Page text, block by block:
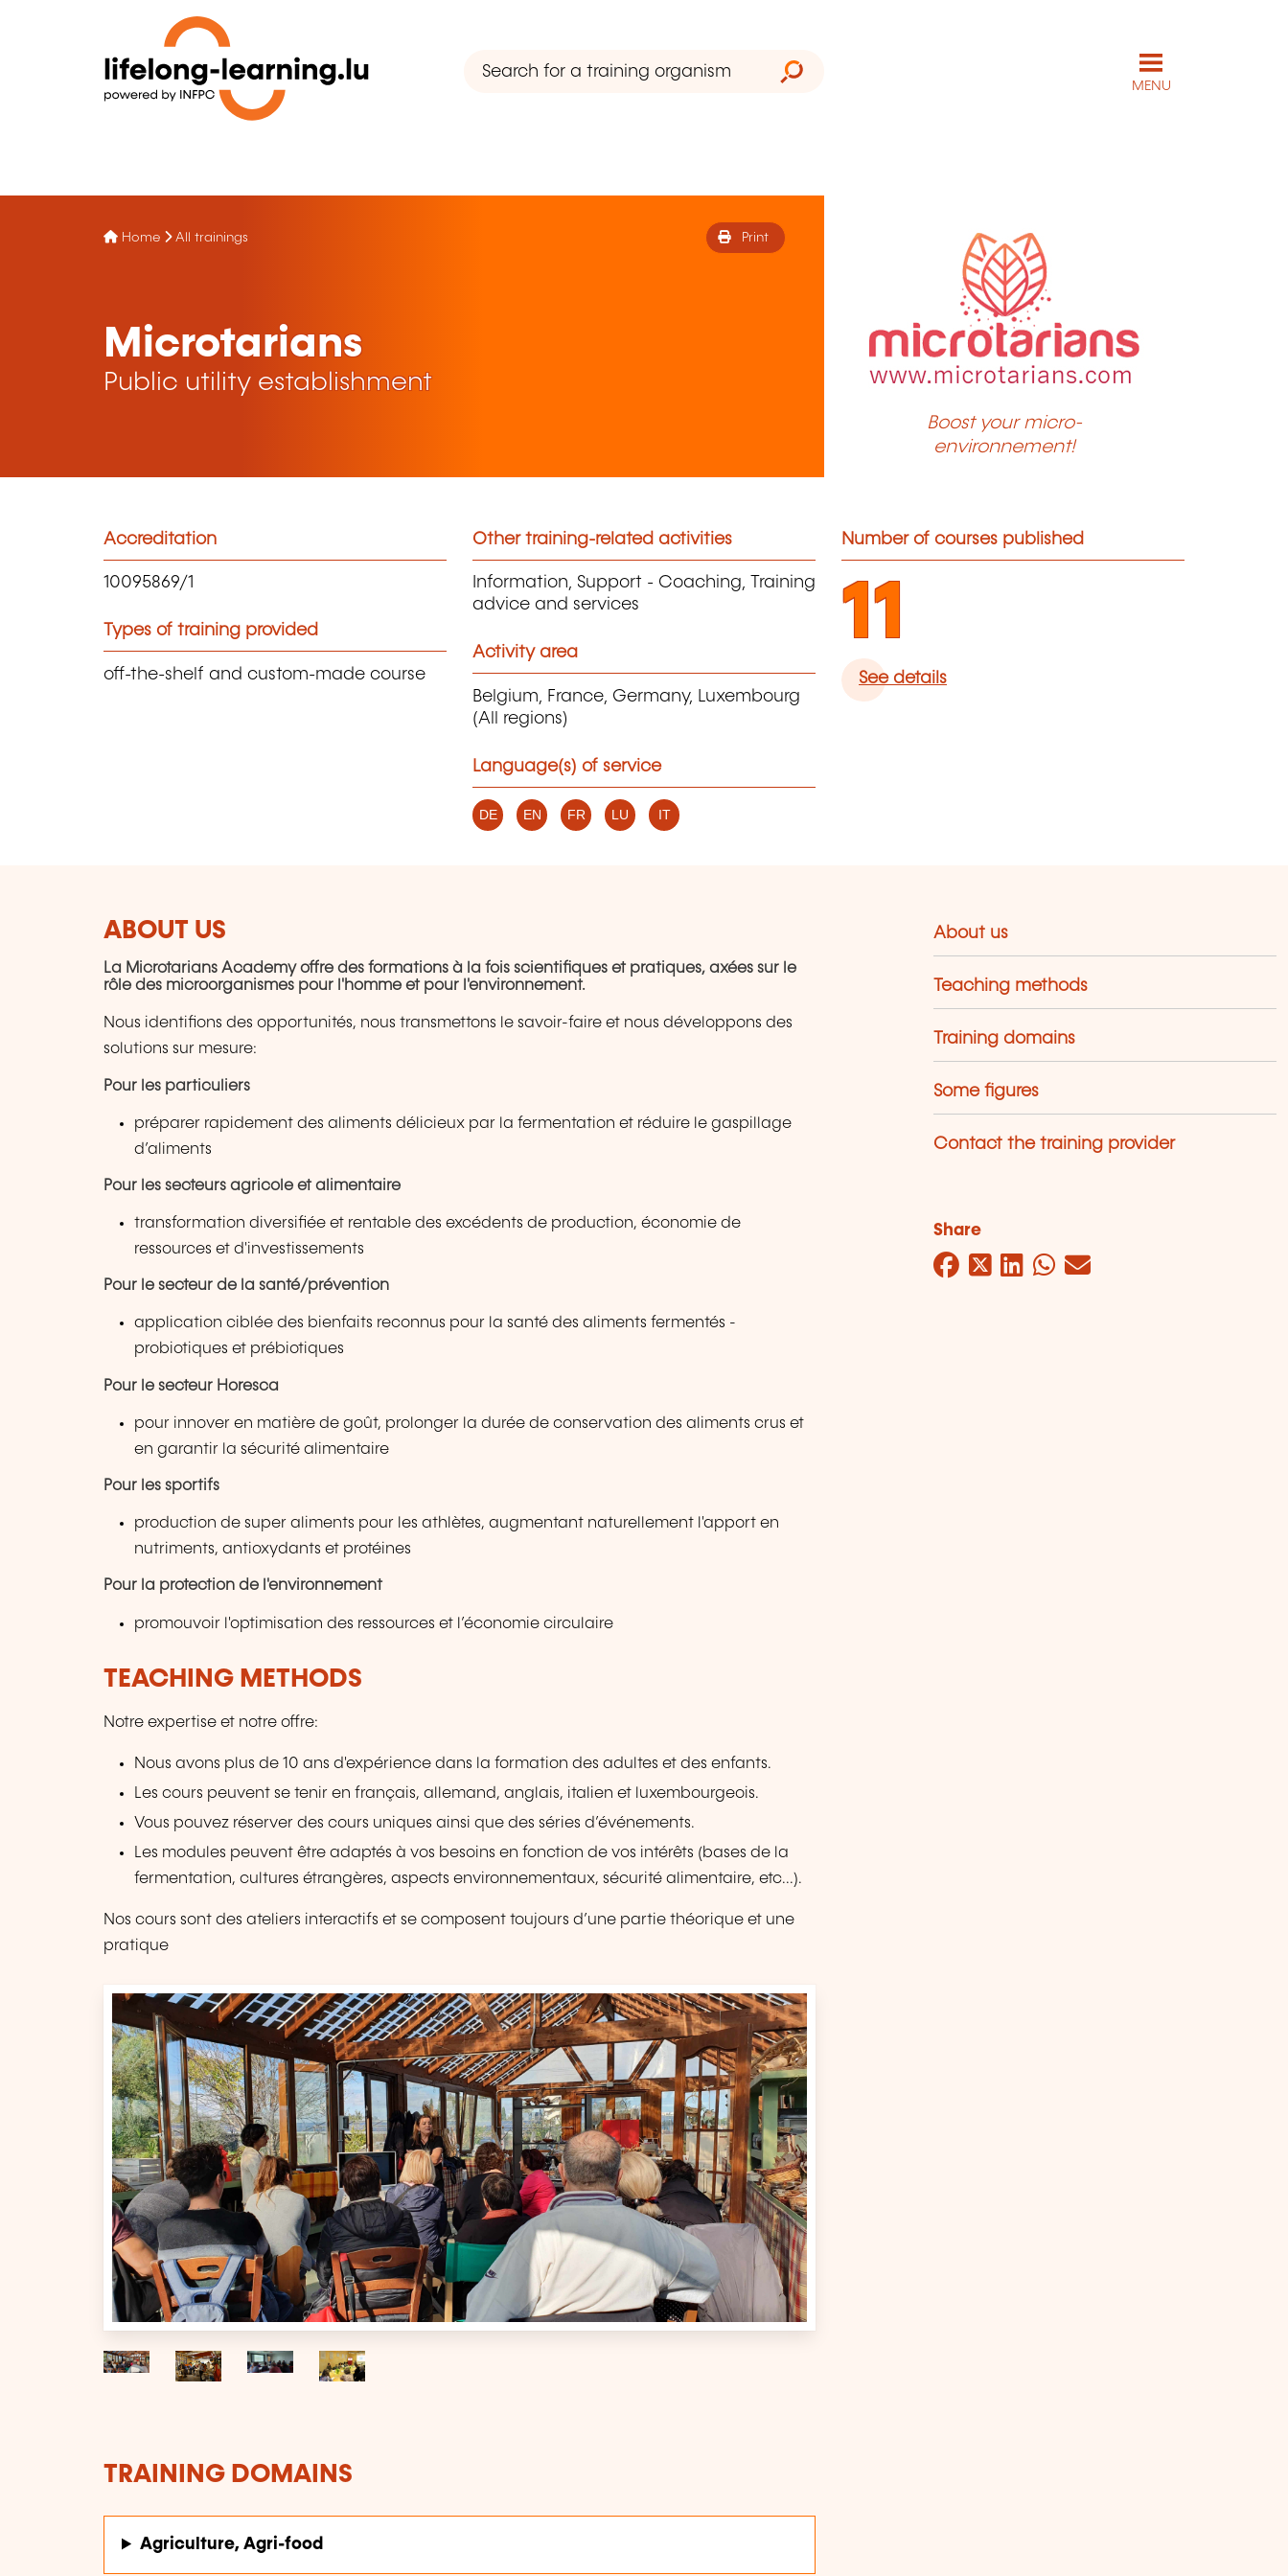
MENU
Home All trainings Print
Microtarians
Public utility establishment
Boost your micro-
environnement!
Accreditation
10095869/1
Types of training provided
off-the-shelf and custom-made course
Other training-related activities
Information, Support - Coaching, Training
advice and services
Activity area
Belgium, France, Germany, Luxembourg
(All regions)
Language(s) of service
DE EN FR LU IT
Number of courses published
11
See details
ABOUT US
La Microtarians Academy offre des formations à la fois scientifiques et pratiques, axées sur le
rôle des microorganismes pour l'homme et pour l'environnement.
Nous identifions des opportunités, nous transmettons le savoir-faire et nous développons des
solutions sur mesure:
Pour les particuliers
préparer rapidement des aliments délicieux par la fermentation et réduire le gaspillage
d’aliments
Pour les secteurs agricole et alimentaire
transformation diversifiée et rentable des excédents de production, économie de
ressources et d'investissements
Pour le secteur de la santé/prévention
application ciblée des bienfaits reconnus pour la santé des aliments fermentés -
probiotiques et prébiotiques
Pour le secteur Horesca
pour innover en matière de goût, prolonger la durée de conservation des aliments crus et
en garantir la sécurité alimentaire
Pour les sportifs
production de super aliments pour les athlètes, augmentant naturellement l'apport en
nutriments, antioxydants et protéines
Pour la protection de l'environnement
promouvoir l'optimisation des ressources et l’économie circulaire
TEACHING METHODS
Notre expertise et notre offre:
Nous avons plus de 10 ans d'expérience dans la formation des adultes et des enfants.
Les cours peuvent se tenir en français, allemand, anglais, italien et luxembourgeois.
Vous pouvez réserver des cours uniques ainsi que des séries d’événements.
Les modules peuvent être adaptés à vos besoins en fonction de vos intérêts (bases de la
fermentation, cultures étrangères, aspects environnementaux, sécurité alimentaire, etc...).
Nos cours sont des ateliers interactifs et se composent toujours d’une partie théorique et une
pratique
TRAINING DOMAINS
Agriculture, Agri-food
About us
Teaching methods
Training domains
Some figures
Contact the training provider
Share
Facebook
Twitter
LinkedIn
WhatsApp
Mail